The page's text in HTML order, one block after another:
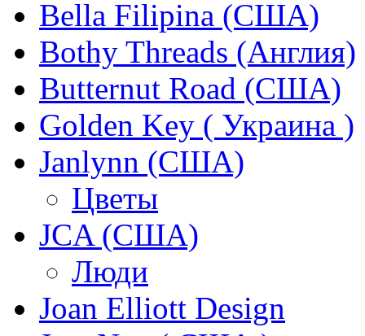
Bella Filipina (США)
Bothy Threads (Англия)
Butternut Road (США)
Golden Key ( Украина )
Janlynn (США)
Цветы
JCA (США)
Люди
Joan Elliott Design